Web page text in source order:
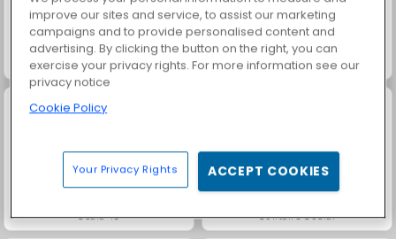
Juice Merge Trollface Quest: USA 2
Scala 40 Solitaire Social
improve our sites and service, to assist our marketing
campaigns and to provide personalised content and
advertising. By clicking the button on the right, you can
exercise your privacy rights. For more information see our
privacy notice
Cookie Policy
Your Privacy Rights ACCEPT COOKIES